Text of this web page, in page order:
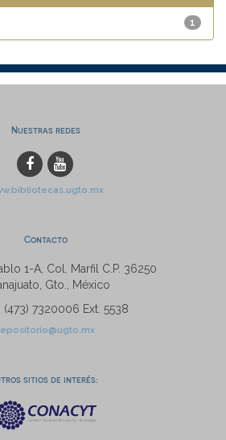
1
Nuestras redes
Contacto
1-A, Col. Marfil C.P. 36250
Gto., México
(473) 7320006 Ext. 5538
sitios de interés: